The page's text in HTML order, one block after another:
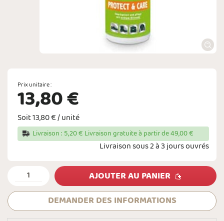
Prix unitaire :
13,80 €
Soit 13,80 € / unité
Livraison : 5,20 € Livraison gratuite à partir de 49,00 €
Livraison sous 2 à 3 jours ouvrés
AJOUTER AU PANIER
DEMANDER DES INFORMATIONS